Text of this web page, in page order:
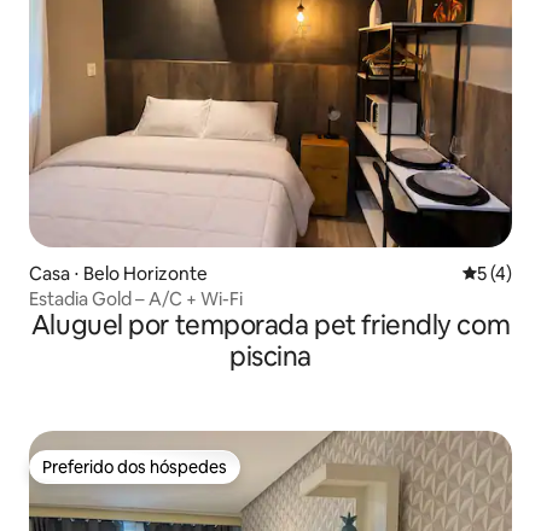
Casa ⋅ Belo Horizonte 5 de
5 (4)
Estadia Gold – A/C + Wi-Fi
Aluguel por temporada pet friendly com
piscina
Preferido dos hóspedes
Preferido dos hóspedes